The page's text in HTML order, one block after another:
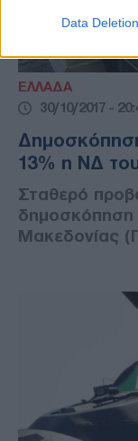
Data Deletion
ΕΛΛΑΔΑ
30/10/2017 -
13% η ΝΔ
Σταθερό
δημοσκόπηση
Μακεδονίας